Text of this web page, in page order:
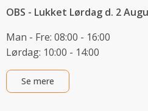
OBS - Lukket Lørdag d. 2
Man - Fre: 08:00 - 16:00
Lørdag: 10:00 - 14:00
Se mere